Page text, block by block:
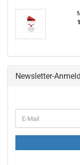
Newsletter-
ZUR
E-
Mail